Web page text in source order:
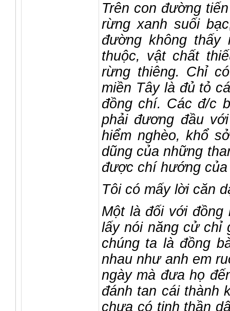
Trên con đường
rừng xanh suối
đường không thấy
thuộc, vật chất
rừng thiêng. Chỉ
miền Tây là đủ tỏ
đồng chí. Các đ/c
phải đương đầu
hiểm nghèo, khổ
dũng của những
được chí hướng
Tôi có mấy lời căn
Một là đối với
lấy nói năng cử chỉ
chúng ta là đồng
nhau như anh em
ngày mà đưa họ
đánh tan cái thành
chưa có tinh thần